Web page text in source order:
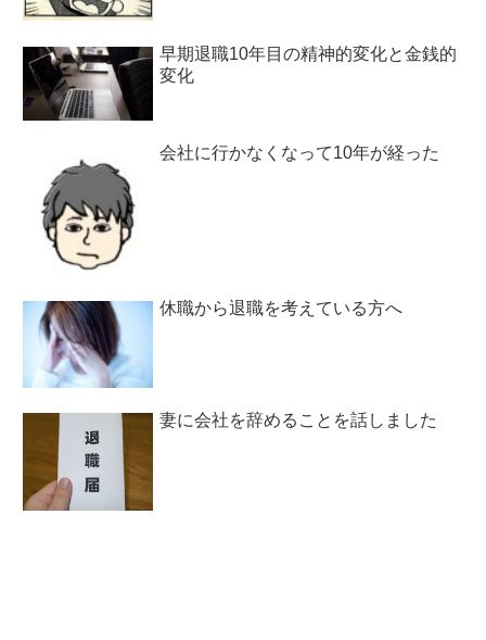
早期退職10年目の精神的変化と金銭的
変化
会社に行かなくなって10年が経った
休職から退職を考えている方へ
妻に会社を辞めることを話しました